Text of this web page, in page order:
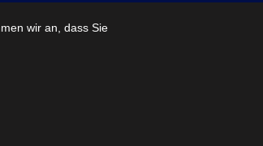
wir an, dass Sie